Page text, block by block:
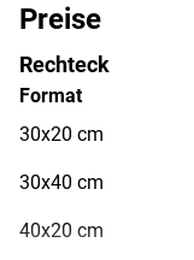
Preise
Rechteck
Format
30x20 cm
30x40 cm
40x20 cm